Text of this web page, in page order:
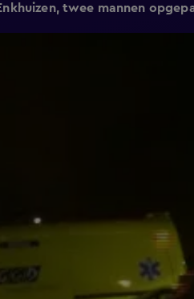
twee mannen